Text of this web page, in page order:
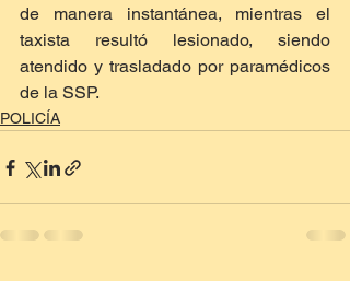
de manera instantánea, mientras el
taxista resultó lesionado, siendo
atendido y trasladado por paramédicos
de la SSP.
POLICÍA